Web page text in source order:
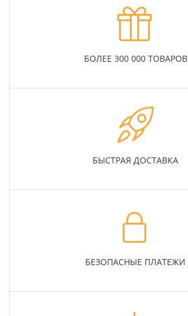
БОЛЕЕ 300 000 ТОВАРОВ
БЫСТРАЯ ДОСТАВКА
БЕЗОПАСНЫЕ ПЛАТЕЖИ